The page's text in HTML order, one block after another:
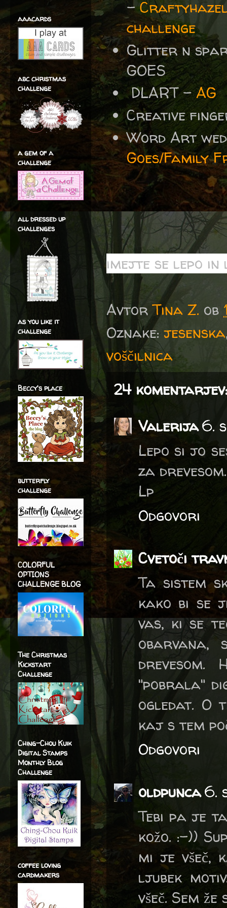
-
challenge
Glitter n
GOES
DLART -AG
Creative
Word Art
Goes/Family
imejte se lepo in
AvtorTina Z. ob
Oznake: jesenska
voščilnica
24 komentarjev:
Valerija6.
Lepo si jo
za drevesom.
Lp
Odgovori
Cvetoči
Ta sistem
kako bi se
vas, ki se
obarvana,
"pobrala"
ogledat. O
kaj s tem
Odgovori
oldpunca6.
Tebi pa je
kožo. :-))
mi je všeč,
ljubek
všeč. Sem
aaacards
abc christmas
challenge
a gem of a
challenge
all dressed up
challenges
as you like it
challenge
Beccy's place
butterfly
challenge
COLORFUL
OPTIONS
CHALLENGE BLOG
The Christmas
Kickstart
Challenge
Ching-Chou Kuik
Digital Stamps
Monthly Blog
Challenge
coffee loving
cardmakers